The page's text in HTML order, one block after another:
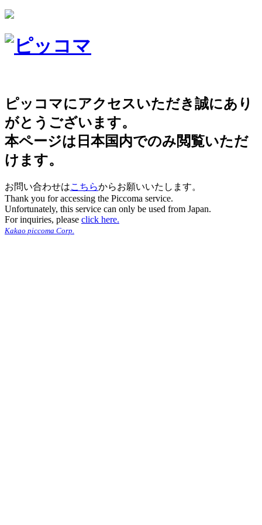
ピッコマにアクセスいただき誠にあり
がとうございます。
本ページは日本国内でのみ閲覧いただ
けます。
お問い合わせはこちらからお願いいたします。
Thank you for accessing the Piccoma service.
Unfortunately, this service can only be used from Japan.
For inquiries, please click here.
Kakao piccoma Corp.